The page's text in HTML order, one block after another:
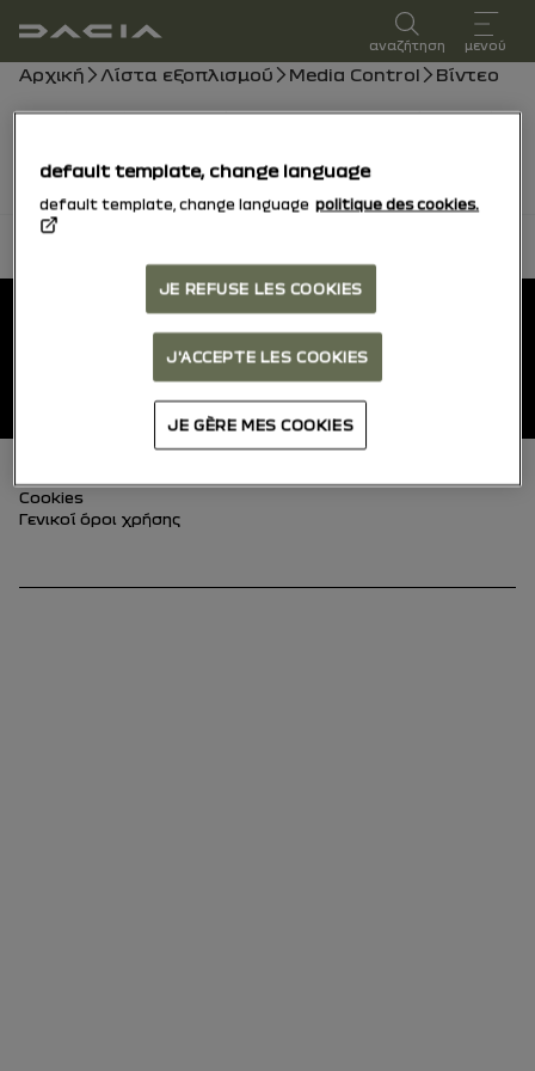
Εγχειρίδιο χρήστη
αναζήτηση μενού
Ναυσιπλοϊκή γραμμή
Αρχική Λίστα εξοπλισμού Media Control Βίντεο
Τα βίντεο έρχονται σύντομα, εν τω μεταξύ μπορείτε
Εγχειρίδια χρήστη
Υποσέλιδο (κάτω)
Cookies
Γενικοί όροι χρήσης
default template, change language
default template, change language politique des cookies.
JE REFUSE LES COOKIES
J'ACCEPTE LES COOKIES
JE GÈRE MES COOKIES